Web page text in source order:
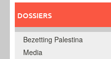
DOSSIERS
Bezetting Palestina
Media